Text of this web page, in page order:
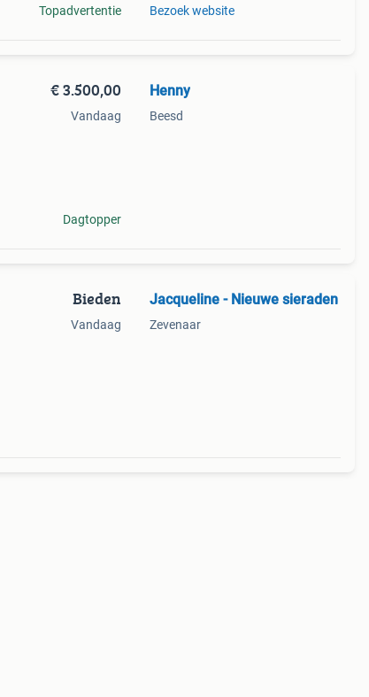
Topadvertentie Bezoek website
€ 3.500,00
Vandaag
Dagtopper
Henny
Beesd
Bieden
Vandaag
Jacqueline - Nieuwe sieraden
Zevenaar